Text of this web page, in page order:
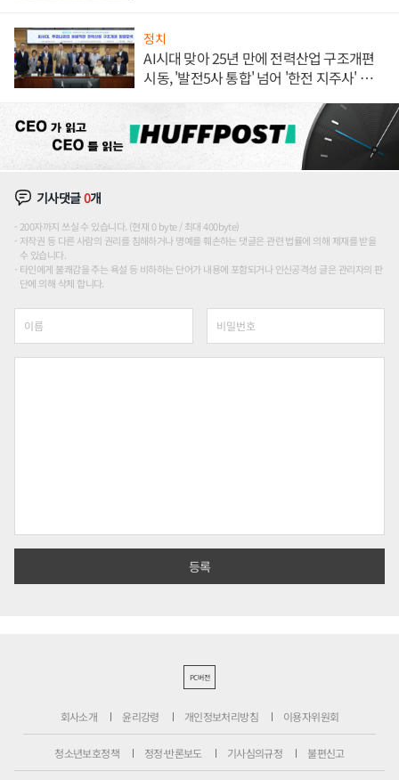
정치
AI시대 맞아 25년 만에 전력산업 구조개편
시동, '발전5사 통합' 넘어 '한전 지주사' 재편
기사댓글0개
200자까지 쓰실 수 있습니다. (현재 0 byte / 최대 400byte)
저작권 등 다른 사람의 권리를 침해하거나 명예를 훼손하는 댓글은 관련 법률에 의해 제재를 받을
수 있습니다.
타인에게 불쾌감을 주는 욕설 등 비하하는 단어가 내용에 포함되거나 인신공격성 글은 관리자의 판
단에 의해 삭제 합니다.
PC버전
회사소개 윤리강령 개인정보처리방침 이용자위원회
청소년보호정책 정정·반론보도 기사심의규정 불편신고